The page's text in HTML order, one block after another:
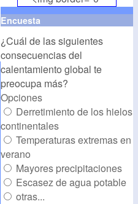
align="middle"
src="http://
alt="CambioClimatico.org"
/></a>
Encuesta
¿Cuál de las siguientes
consecuencias del
calentamiento global te
preocupa más?
Opciones
Derretimiento de los hielos
continentales
Temperaturas extremas en
verano
Mayores precipitaciones
Escasez de agua potable
otras...